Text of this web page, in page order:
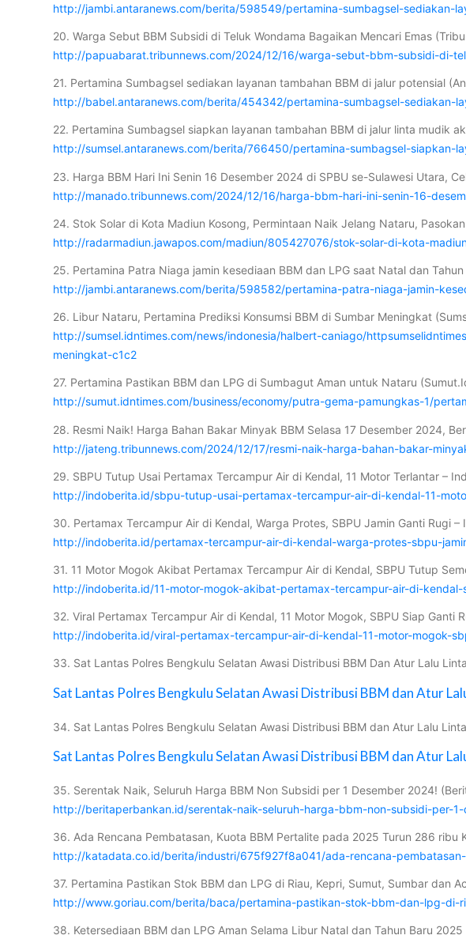
http://jambi.antaranews.com/berita/598549/pertamina-sumbagsel-sediakan-
20. Warga Sebut BBM Subsidi di Teluk Wondama Bagaikan Mencari Emas
http://papuabarat.tribunnews.com/2024/12/16/warga-sebut-bbm-subsidi-di-
21. Pertamina Sumbagsel sediakan layanan tambahan BBM di jalur potensial
http://babel.antaranews.com/berita/454342/pertamina-sumbagsel-sediakan-
22. Pertamina Sumbagsel siapkan layanan tambahan BBM di jalur linta mudik
http://sumsel.antaranews.com/berita/766450/pertamina-sumbagsel-siapkan-
23. Harga BBM Hari Ini Senin 16 Desember 2024 di SPBU se-Sulawesi Utara,
http://manado.tribunnews.com/2024/12/16/harga-bbm-hari-ini-senin-16-
24. Stok Solar di Kota Madiun Kosong, Permintaan Naik Jelang Nataru,
http://radarmadiun.jawapos.com/madiun/805427076/stok-solar-di-kota-
25. Pertamina Patra Niaga jamin kesediaan BBM dan LPG saat Natal dan
http://jambi.antaranews.com/berita/598582/pertamina-patra-niaga-jamin-
26. Libur Nataru, Pertamina Prediksi Konsumsi BBM di Sumbar Meningkat
http://sumsel.idntimes.com/news/indonesia/halbert-caniago/
meningkat-c1c2
27. Pertamina Pastikan BBM dan LPG di Sumbagut Aman untuk Nataru
http://sumut.idntimes.com/business/economy/putra-gema-pamungkas-1/
28. Resmi Naik! Harga Bahan Bakar Minyak BBM Selasa 17 Desember 2024,
http://jateng.tribunnews.com/2024/12/17/resmi-naik-harga-bahan-bakar-
29. SBPU Tutup Usai Pertamax Tercampur Air di Kendal, 11 Motor Terlantar –
http://indoberita.id/sbpu-tutup-usai-pertamax-tercampur-air-di-kendal-11-
30. Pertamax Tercampur Air di Kendal, Warga Protes, SBPU Jamin Ganti Rugi
http://indoberita.id/pertamax-tercampur-air-di-kendal-warga-protes-sbpu-
31. 11 Motor Mogok Akibat Pertamax Tercampur Air di Kendal, SBPU Tutup
http://indoberita.id/11-motor-mogok-akibat-pertamax-tercampur-air-di-
32. Viral Pertamax Tercampur Air di Kendal, 11 Motor Mogok, SBPU Siap Ganti
http://indoberita.id/viral-pertamax-tercampur-air-di-kendal-11-motor-mogok-
33. Sat Lantas Polres Bengkulu Selatan Awasi Distribusi BBM Dan Atur Lalu
Sat Lantas Polres Bengkulu Selatan Awasi Distribusi BBM dan Atur
34. Sat Lantas Polres Bengkulu Selatan Awasi Distribusi BBM dan Atur Lalu
Sat Lantas Polres Bengkulu Selatan Awasi Distribusi BBM dan Atur
35. Serentak Naik, Seluruh Harga BBM Non Subsidi per 1 Desember 2024!
http://beritaperbankan.id/serentak-naik-seluruh-harga-bbm-non-subsidi-per-
36. Ada Rencana Pembatasan, Kuota BBM Pertalite pada 2025 Turun 286 ribu
http://katadata.co.id/berita/industri/675f927f8a041/ada-rencana-
37. Pertamina Pastikan Stok BBM dan LPG di Riau, Kepri, Sumut, Sumbar dan
http://www.goriau.com/berita/baca/pertamina-pastikan-stok-bbm-dan-lpg-di-
38. Ketersediaan BBM dan LPG Aman Selama Libur Natal dan Tahun Baru 2025